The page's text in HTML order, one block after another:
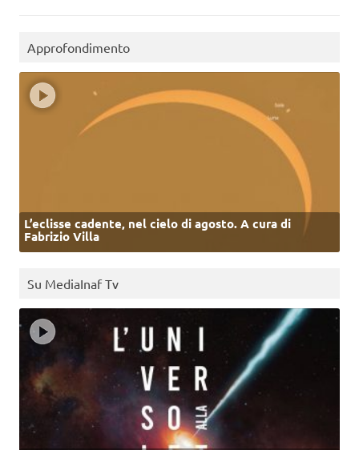
Approfondimento
L’eclisse cadente, nel cielo di agosto. A cura di
Fabrizio Villa
Su MediaInaf Tv